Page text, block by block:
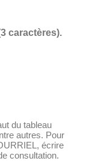
caractères).
du tableau
autres. Pour
écrire
consultation.